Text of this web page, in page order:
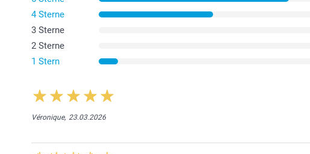
4 Sterne
3 Sterne
2 Sterne
1 Stern
Véronique, 23.03.2026